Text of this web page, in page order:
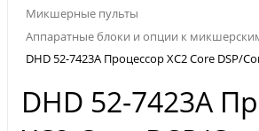
Микшерные пульты
Аппаратные блоки и опции к
DHD 52-7423A Процессор XC2 Core DSP/
DHD 52-7423A